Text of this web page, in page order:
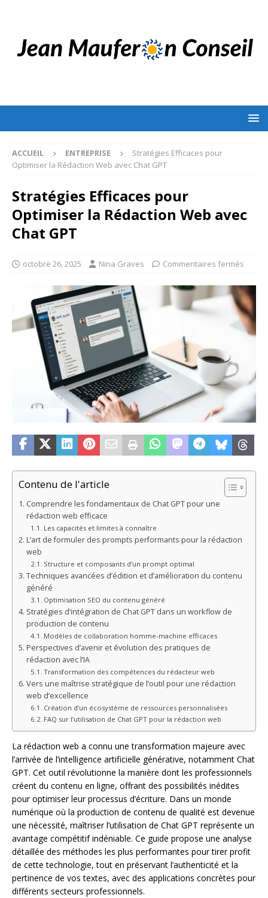
ACCUEIL ENTREPRISE
Stratégies Efficaces pour
Optimiser la Rédaction Web avec Chat GPT
Stratégies Efficaces pour
Optimiser la Rédaction Web avec
Chat GPT
octobre 26, 2025 Nina Graves Commentaires fermés
Contenu de l'article
Comprendre les fondamentaux de Chat GPT pour une
rédaction web efficace
Les capacités et limites à connaître
L’art de formuler des prompts performants pour la rédaction
web
Structure et composants d’un prompt optimal
Techniques avancées d’édition et d’amélioration du contenu
généré
Optimisation SEO du contenu généré
Stratégies d’intégration de Chat GPT dans un workflow de
production de contenu
Modèles de collaboration homme-machine efficaces
Perspectives d’avenir et évolution des pratiques de
rédaction avec l’IA
Transformation des compétences du rédacteur web
Vers une maîtrise stratégique de l’outil pour une rédaction
web d’excellence
Création d’un écosystème de ressources personnalisées
FAQ sur l’utilisation de Chat GPT pour la rédaction web
La rédaction web a connu une transformation majeure avec
l’arrivée de l’intelligence artificielle générative, notamment Chat
GPT. Cet outil révolutionne la manière dont les professionnels
créent du contenu en ligne, offrant des possibilités inédites
pour optimiser leur processus d’écriture. Dans un monde
numérique où la production de contenu de qualité est devenue
une nécessité, maîtriser l’utilisation de Chat GPT représente un
avantage compétitif indéniable. Ce guide propose une analyse
détaillée des méthodes les plus performantes pour tirer profit
de cette technologie, tout en préservant l’authenticité et la
pertinence de vos textes, avec des applications concrètes pour
différents secteurs professionnels.